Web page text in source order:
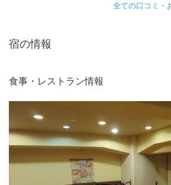
全ての口コミ・
宿の情報
食事・レストラン情報